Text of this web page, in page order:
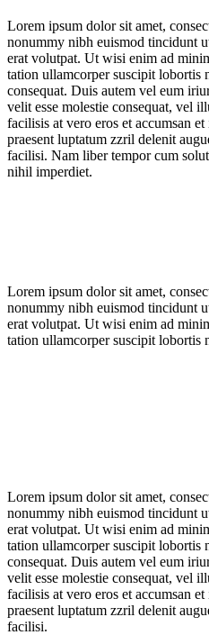
Lorem ipsum dolor sit amet,
nonummy nibh euismod tincidunt
erat volutpat. Ut wisi enim ad
tation ullamcorper suscipit lobortis
consequat. Duis autem vel eum
velit esse molestie consequat, vel
facilisis at vero eros et accumsan
praesent luptatum zzril delenit
facilisi. Nam liber tempor cum
nihil imperdiet.
Lorem ipsum dolor sit amet,
nonummy nibh euismod tincidunt
erat volutpat. Ut wisi enim ad
tation ullamcorper suscipit lobortis
Lorem ipsum dolor sit amet,
nonummy nibh euismod tincidunt
erat volutpat. Ut wisi enim ad
tation ullamcorper suscipit lobortis
consequat. Duis autem vel eum
velit esse molestie consequat, vel
facilisis at vero eros et accumsan
praesent luptatum zzril delenit
facilisi.